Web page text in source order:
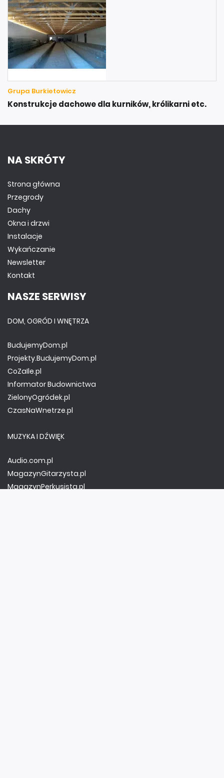
Grupa Burkietowicz
Konstrukcje dachowe dla kurników, królikarni etc.
NA SKRÓTY
Strona główna
Przegrody
Dachy
Okna i drzwi
Instalacje
Wykańczanie
Newsletter
Kontakt
NASZE SERWISY
DOM, OGRÓD I WNĘTRZA
BudujemyDom.pl
Projekty.BudujemyDom.pl
CoZaIle.pl
Informator Budownictwa
ZielonyOgródek.pl
CzasNaWnetrze.pl
MUZYKA I DŹWIĘK
Audio.com.pl
MagazynGitarzysta.pl
MagazynPerkusista.pl